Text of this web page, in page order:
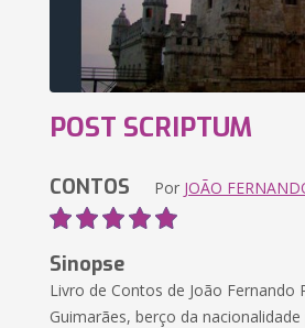
POST SCRIPTUM
CONTOS Por JOÃO
Sinopse
Livro de Contos de João Fernando
Guimarães, berço da